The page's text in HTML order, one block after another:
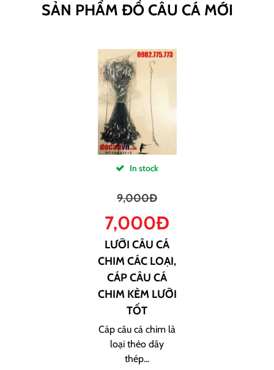
SẢN PHẨM ĐỒ CÂU CÁ MỚI
In stock
9,000Đ
7,000Đ
LƯỠI CÂU CÁ
CHIM CÁC LOẠI,
CÁP CÂU CÁ
CHIM KÈM LƯỠI
TỐT
Cáp câu cá chim là
loại thẻo dây
thép...